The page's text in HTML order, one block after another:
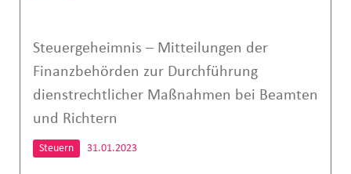
Steuergeheimnis – Mitteilungen der
Finanzbehörden zur Durchführung
dienstrechtlicher Maßnahmen bei Beamten
und Richtern
Steuern 31.01.2023